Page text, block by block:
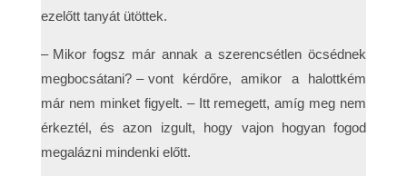
ezelőtt tanyát ütöttek.
– Mikor fogsz már annak a szerencsétlen öcsédnek
megbocsátani? – vont kérdőre, amikor a halottkém
már nem minket figyelt. – Itt remegett, amíg meg nem
érkeztél, és azon izgult, hogy vajon hogyan fogod
megalázni mindenki előtt.